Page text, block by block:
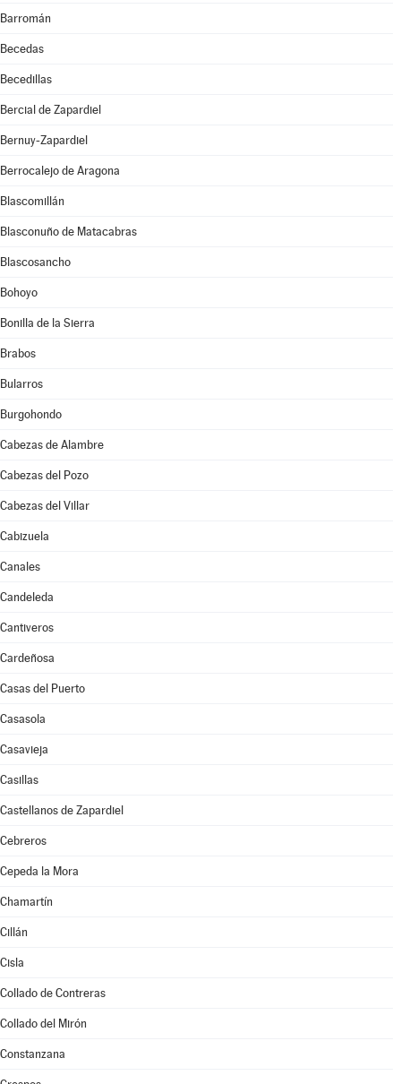
Barromán
Becedas
Becedillas
Bercial de Zapardiel
Bernuy-Zapardiel
Berrocalejo de Aragona
Blascomillán
Blasconuño de Matacabras
Blascosancho
Bohoyo
Bonilla de la Sierra
Brabos
Bularros
Burgohondo
Cabezas de Alambre
Cabezas del Pozo
Cabezas del Villar
Cabizuela
Canales
Candeleda
Cantiveros
Cardeñosa
Casas del Puerto
Casasola
Casavieja
Casillas
Castellanos de Zapardiel
Cebreros
Cepeda la Mora
Chamartín
Cillán
Cisla
Collado de Contreras
Collado del Mirón
Constanzana